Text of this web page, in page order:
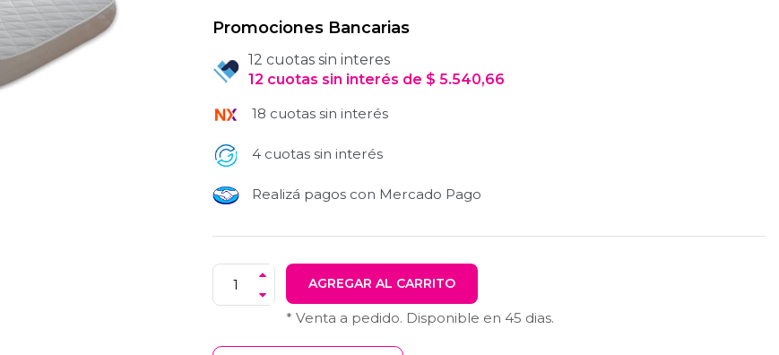
Promociones Bancarias
12 cuotas sin interes
12 cuotas sin interés de $ 5.540,66
18 cuotas sin interés
4 cuotas sin interés
Realizá pagos con Mercado Pago
AGREGAR AL CARRITO
* Venta a pedido. Disponible en 45 dias.